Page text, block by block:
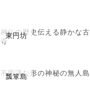
東円坊
神仏の歴史伝える静かな古
寺
瓢箪島
不思議な形の神秘の無人島